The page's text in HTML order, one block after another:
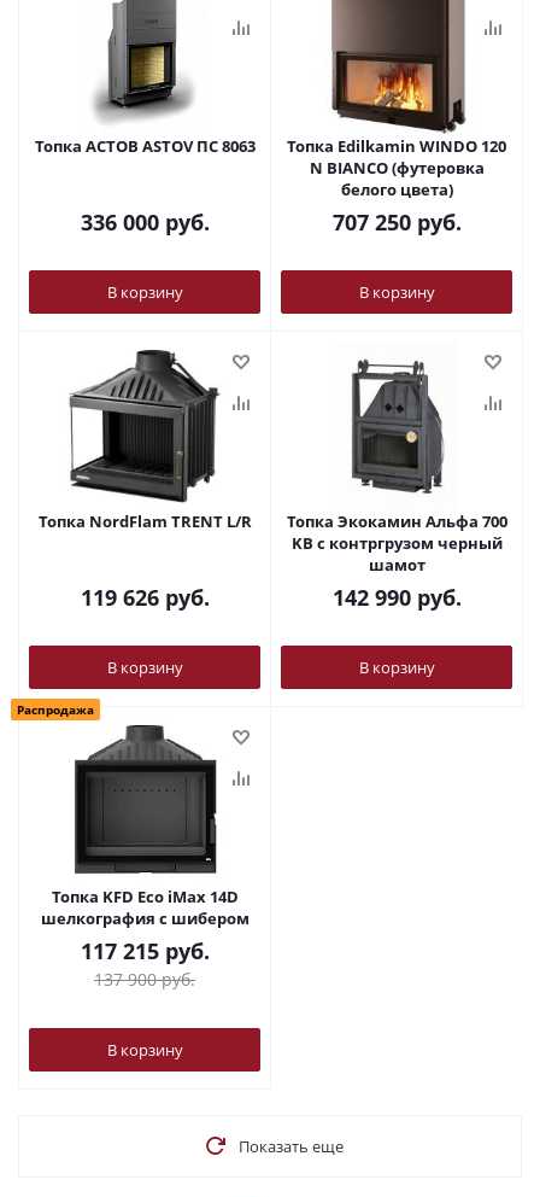
Топка АСТОВ ASTOV ПС 8063
336 000руб.
В корзину
Топка Edilkamin WINDO 120
N BIANCO (футеровка
белого цвета)
707 250руб.
В корзину
Топка NordFlam TRENT L/R
119 626руб.
В корзину
Топка Экокамин Альфа 700
KВ с контргрузом черный
шамот
142 990руб.
В корзину
Распродажа
Топка KFD Eco iMax 14D
шелкография с шибером
117 215руб.
137 900руб.
В корзину
Показать еще